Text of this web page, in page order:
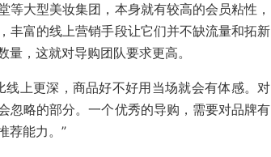
大型美妆集团，本身就有较高的会员粘性，
丰富的线上营销手段让它们并不缺流量和拓新
，这就对导购团队要求更高。
上更深，商品好不好用当场就会有体感。对
忽略的部分。一个优秀的导购，需要对品牌有
荐能力。”